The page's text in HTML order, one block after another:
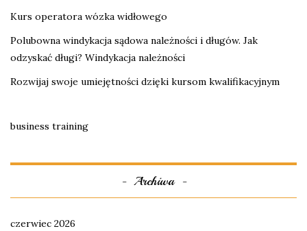
Kurs operatora wózka widłowego
Polubowna windykacja sądowa należności i długów. Jak
odzyskać długi? Windykacja należności
Rozwijaj swoje umiejętności dzięki kursom kwalifikacyjnym
business training
Archiwa
czerwiec 2026